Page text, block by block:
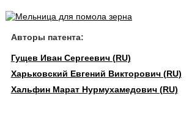
Авторы патента:
Гущев Иван Сергеевич (RU)
Харьковский Евгений Викторович (RU)
Хальфин Марат Нурмухамедович (RU)